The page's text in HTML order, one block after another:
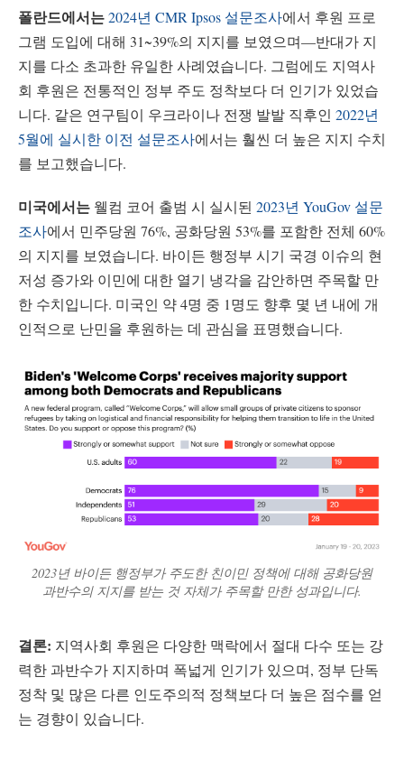
폴란드에서는2024년 CMR Ipsos 설문조사에서 후원 프로
그램 도입에 대해 31~39%의 지지를 보였으며—반대가 지
지를 다소 초과한 유일한 사례였습니다. 그럼에도 지역사
회 후원은 전통적인 정부 주도 정착보다 더 인기가 있었습
니다. 같은 연구팀이 우크라이나 전쟁 발발 직후인 2022년
5월에 실시한 이전 설문조사에서는 훨씬 더 높은 지지 수치
를 보고했습니다.
미국에서는 웰컴 코어 출범 시 실시된 2023년 YouGov 설문
조사에서 민주당원 76%, 공화당원 53%를 포함한 전체 60%
의 지지를 보였습니다. 바이든 행정부 시기 국경 이슈의 현
저성 증가와 이민에 대한 열기 냉각을 감안하면 주목할 만
한 수치입니다. 미국인 약 4명 중 1명도 향후 몇 년 내에 개
인적으로 난민을 후원하는 데 관심을 표명했습니다.
2023년 바이든 행정부가 주도한 친이민 정책에 대해 공화당원
과반수의 지지를 받는 것 자체가 주목할 만한 성과입니다.
결론: 지역사회 후원은 다양한 맥락에서 절대 다수 또는 강
력한 과반수가 지지하며 폭넓게 인기가 있으며, 정부 단독
정착 및 많은 다른 인도주의적 정책보다 더 높은 점수를 얻
는 경향이 있습니다.